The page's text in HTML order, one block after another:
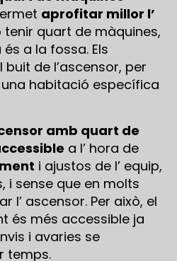
aprofitar millor l’
tenir quart de màquines,
a la fossa. Els
de l’ascensor, per
habitació específica
amb quart de
a l’ hora de
i ajustos de l’ equip,
i sense que en molts
l’ ascensor. Per això, el
és més accessible ja
i avaries se
temps.